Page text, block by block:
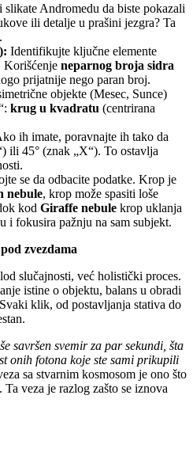
slikate Andromedu da biste pokazali
ili detalje u prašini jezgra? Ta
Identifikujte ključne elemente
Korišćenje neparnog broja sidra
prijatnije nego paran broj.
objekte (Mesec, Sunce)
krug u kvadratu (centrirana
ih imate, poravnajte ih tako da
ili 45° (znak „X“). To ostavlja
se da odbacite podatke. Krop je
nebule, krop može spasiti loše
kod Giraffe nebule krop uklanja
i fokusira pažnju na sam subjekt.
zvezdama
slučajnosti, već holistički proces.
istine o objektu, balans u obradi
klik, od postavljanja stativa do
savršen svemir za par sekundi, šta
onih fotona koje ste sami prikupili
sa stvarnim kosmosom je ono što
veza je razlog zašto se iznova